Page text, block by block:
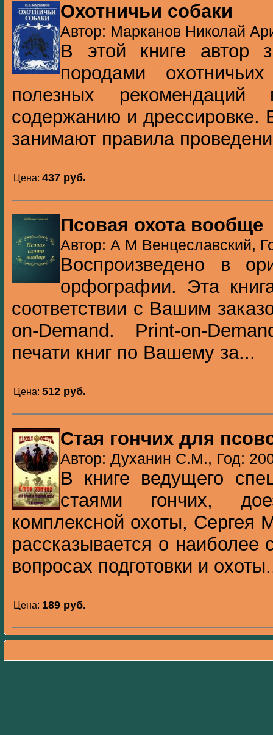
Охотничьи собаки
Автор: Марканов Николай
В этой книге автор
породами
полезных
содержанию и дрессировке.
занимают правила
Цена: 437 pуб.
Псовая охота вообще
Автор: А М Венцеславский,
Воспроизведено в
орфографии. Эта
соответствии с Вашим
on-Demand. Print-on-
печати книг по Вашему за...
Цена: 512 pуб.
Стая гончих для
Автор: Духанин С.М., Год:
В книге ведущего
стаями гончих,
комплексной охоты, Сергея
рассказывается о
вопросах подготовки и
Цена: 189 pуб.